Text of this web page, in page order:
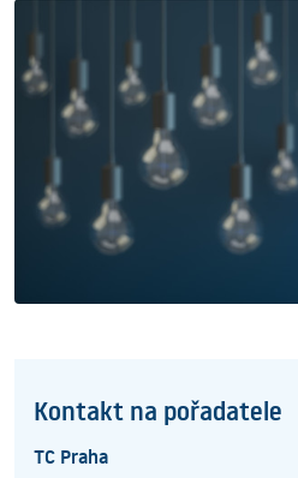
Kontakt na pořadatele
TC Praha